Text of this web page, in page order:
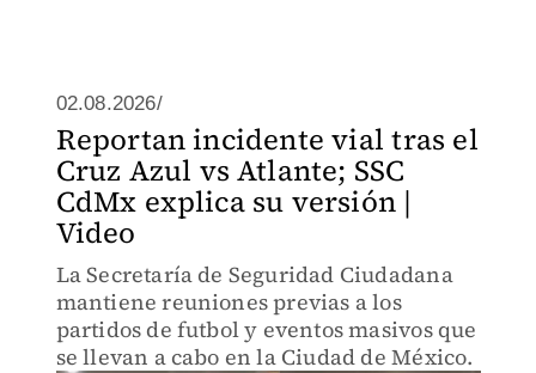
02.08.2026/
Reportan incidente vial tras el
Cruz Azul vs Atlante; SSC
CdMx explica su versión |
Video
La Secretaría de Seguridad Ciudadana
mantiene reuniones previas a los
partidos de futbol y eventos masivos que
se llevan a cabo en la Ciudad de México.